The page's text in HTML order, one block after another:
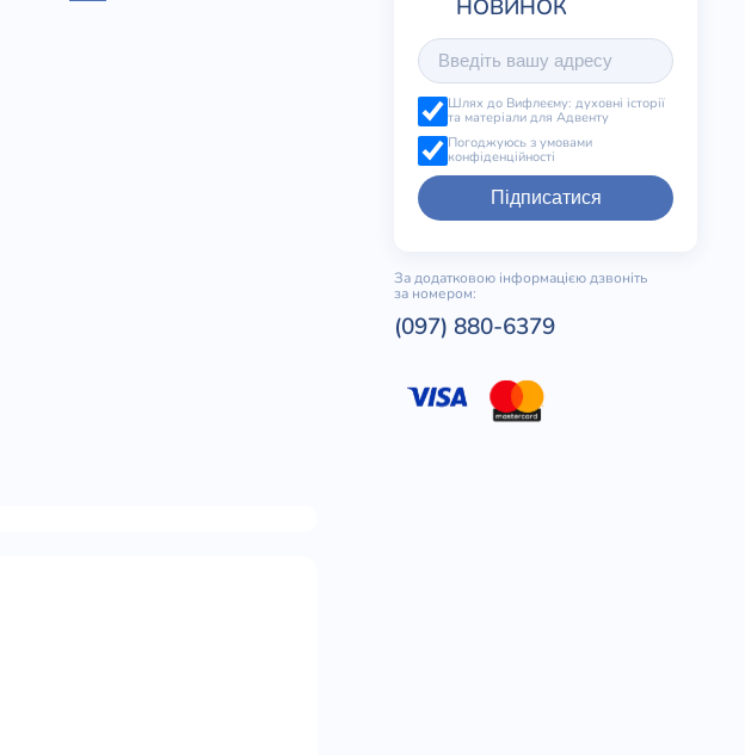
Шлях до Вифлеєму: духовні історії
та матеріали для Адвенту
Погоджуюсь з умовами
конфіденційності
Підписатися
За додатковою інформацією дзвоніть
за номером:
(097) 880-6379